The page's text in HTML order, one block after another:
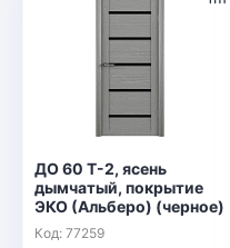
ДО 60 Т-2, ясень
дымчатый, покрытие
ЭКО (Альберо) (черное)
Код: 77259